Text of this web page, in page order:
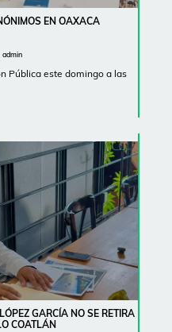
EN OAXACA
admin
Pública este domingo a las
GARCÍA NO SE RETIRA
COATLÁN